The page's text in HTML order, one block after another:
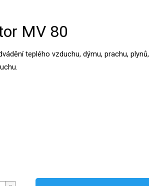
MV 80
teplého vzduchu, dýmu, prachu, plynů,